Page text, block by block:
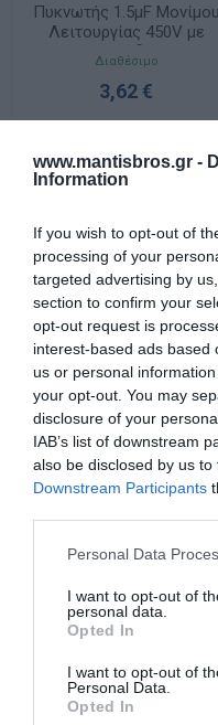
www.mantisbros.gr -
Information
If you wish to opt-out of
processing of your
targeted advertising by
section to confirm your
opt-out request is
interest-based ads based
us or personal
your opt-out. You may
disclosure of your
IAB’s list of downstream
also be disclosed by us
Downstream Participants
Please note that this
not limited to your visit or
grant or deny consent to
use your data for below
consent section.
Personal Data
I want to opt-out of
personal data.
Opted In
I want to opt-out of
Personal Data.
Opted In
Πυκνωτής 1.5μF Μονίμου
Λειτουργίας 450V με
Καλώδιο
Διαθέσιμο
3,62 €
Πυκνωτής 10μF Μονίμου
Λειτουργίας 450V με
Faston
Διαθέσιμο
4,32 €